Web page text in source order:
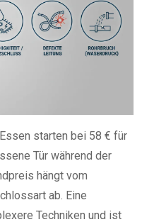
starten bei 58 € für
Tür während der
hängt vom
ab. Eine
Techniken und ist